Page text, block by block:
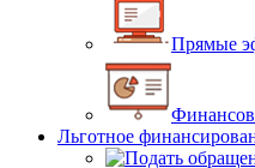
Прямые
Льготное